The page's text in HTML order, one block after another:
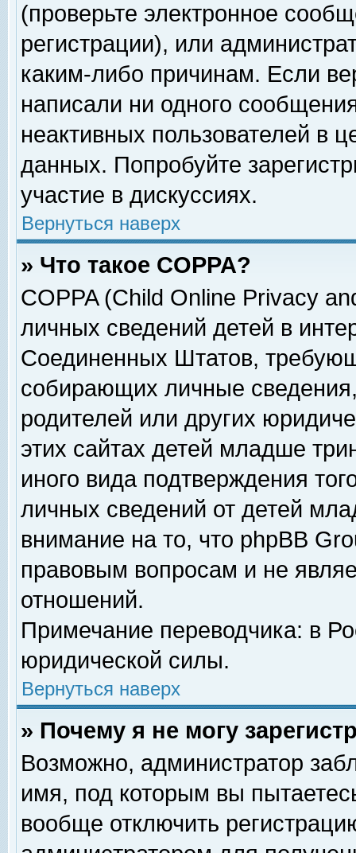
(проверьте электронное
регистрации), или
каким-либо причинам. Если
написали ни одного
неактивных пользователей в
данных. Попробуйте
участие в дискуссиях.
Вернуться наверх
» Что такое COPPA?
COPPA (Child Online Privacy
личных сведений детей в
Соединенных Штатов,
собирающих личные
родителей или других
этих сайтах детей младше
иного вида подтверждения
личных сведений от детей
внимание на то, что phpBB
правовым вопросам и не
отношений.
Примечание переводчика: в
юридической силы.
Вернуться наверх
» Почему я не могу
Возможно, администратор
имя, под которым вы
вообще отключить